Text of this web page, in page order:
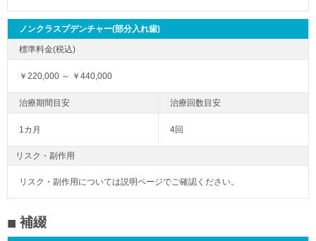
ノンクラスプデンチャー(部分入れ歯)
￥220,000 ～ ￥440,000
1カ月 4回
リスク・副作用
リスク・副作用については説明ページでご確認ください。
補綴